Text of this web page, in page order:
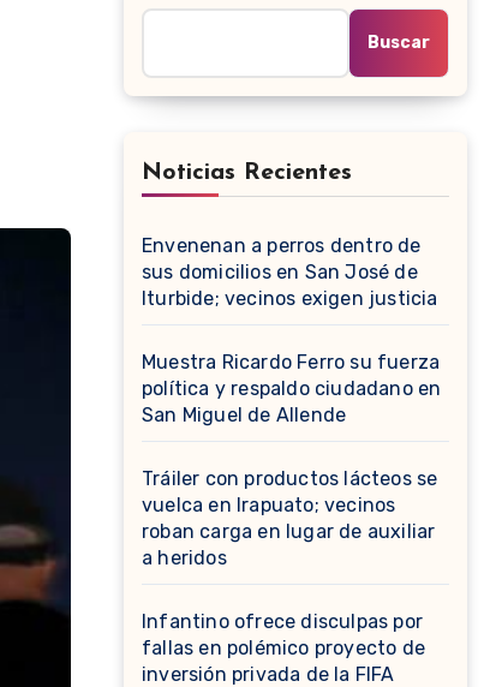
Buscar
Noticias Recientes
Envenenan a perros dentro de
sus domicilios en San José de
Iturbide; vecinos exigen justicia
Muestra Ricardo Ferro su fuerza
política y respaldo ciudadano en
San Miguel de Allende
Tráiler con productos lácteos se
vuelca en Irapuato; vecinos
roban carga en lugar de auxiliar
a heridos
Infantino ofrece disculpas por
fallas en polémico proyecto de
inversión privada de la FIFA